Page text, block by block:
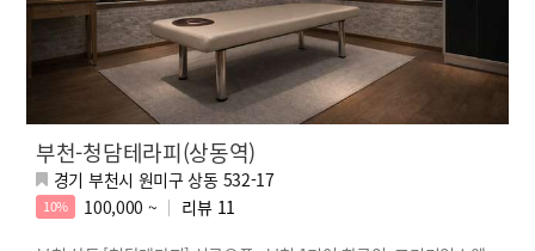
부천-청담테라피(상동역)
경기 부천시 원미구 상동 532-17
10% 100,000 ~ 리뷰 11